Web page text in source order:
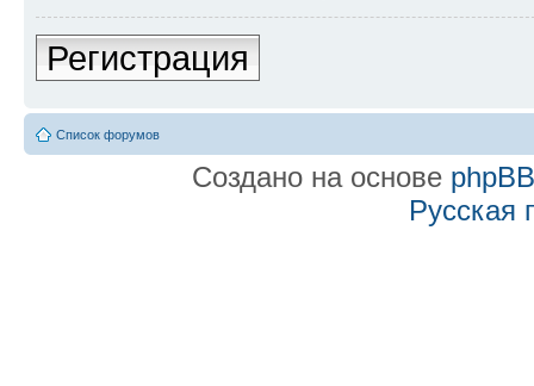
Регистрация
Список форумов
Создано на основе phpBB
Русская